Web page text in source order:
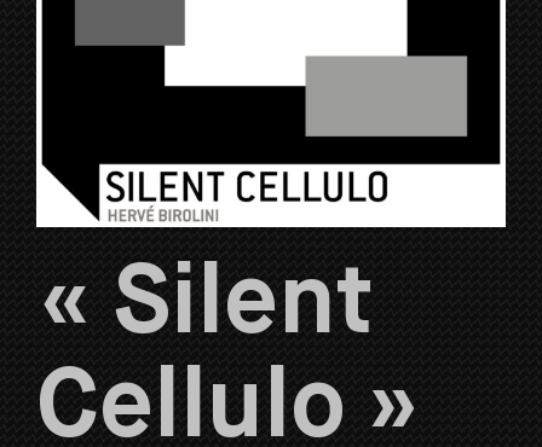
« Silent
Cellulo »